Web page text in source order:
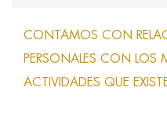
CONTAMOS CON
PERSONALES CON LOS
ACTIVIDADES QUE